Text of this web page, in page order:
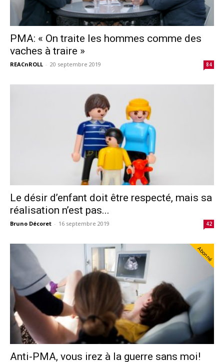
PMA: « On traite les hommes comme des
vaches à traire »
REACnROLL - 20 septembre 2019 84
Le désir d’enfant doit être respecté, mais sa
réalisation n’est pas...
Bruno Décoret - 16 septembre 2019 42
Abonné
Anti-PMA, vous irez à la guerre sans moi!